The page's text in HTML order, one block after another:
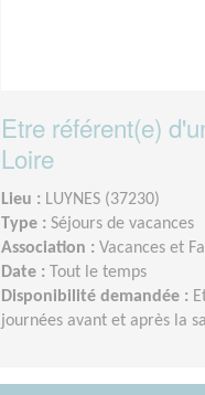
Etre référent(e)
Loire
Lieu : LUYNES (37230)
Type : Séjours de vacances
Association : Vacances et
Date :
Tout le temps
Disponibilité demandée :
journées avant et après la